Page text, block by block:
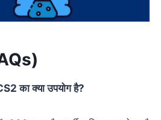
का क्या उपयोग है?